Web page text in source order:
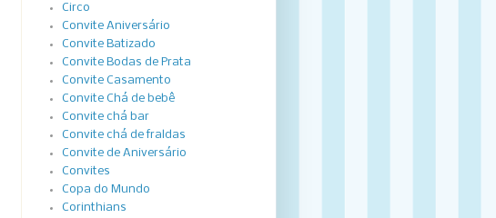
Circo
Convite Aniversário
Convite Batizado
Convite Bodas de Prata
Convite Casamento
Convite Chá de bebê
Convite chá bar
Convite chá de fraldas
Convite de Aniversário
Convites
Copa do Mundo
Corinthians